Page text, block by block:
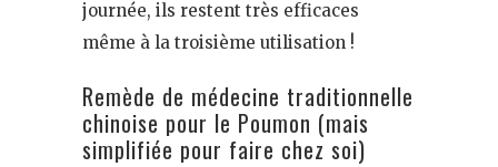
journée, ils restent très efficaces
même à la troisième utilisation !
Remède de médecine traditionnelle
chinoise pour le Poumon (mais
simplifiée pour faire chez soi)